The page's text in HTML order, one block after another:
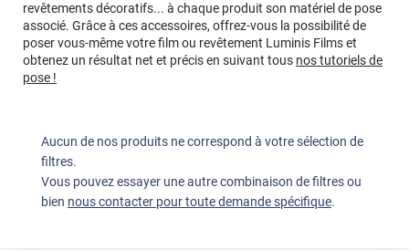
revêtements décoratifs... à chaque produit son matériel de pose
associé. Grâce à ces accessoires, offrez-vous la possibilité de
poser vous-même votre film ou revêtement Luminis Films et
obtenez un résultat net et précis en suivant tous nos tutoriels de
pose !
Aucun de nos produits ne correspond à votre sélection de
filtres.
Vous pouvez essayer une autre combinaison de filtres ou
bien nous contacter pour toute demande spécifique.